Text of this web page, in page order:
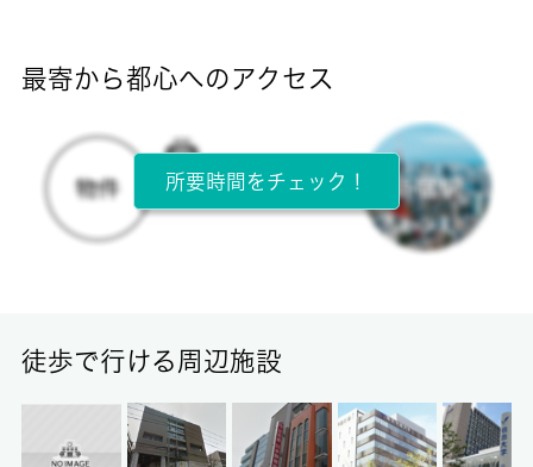
所在階
2階 / 2階建
最寄から都心へのアクセス
所要時間をチェック！
徒歩で行ける周辺施設